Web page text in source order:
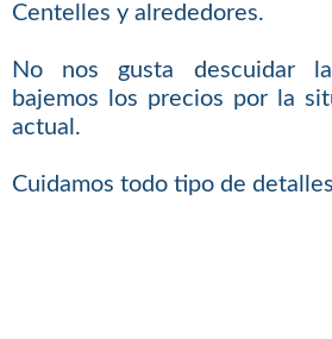
Centelles y alrededores.
No nos gusta descuidar
bajemos los precios por la
actual.
Cuidamos todo tipo de